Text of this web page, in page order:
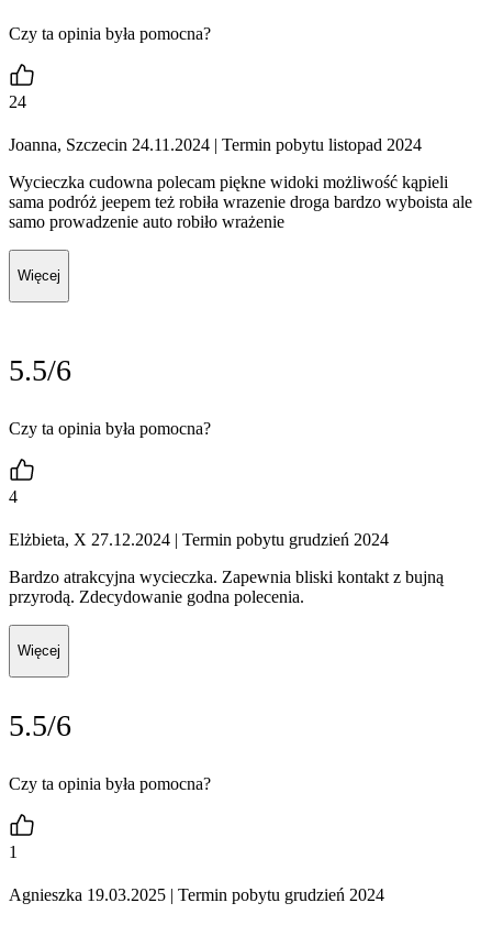
Czy ta opinia była pomocna?
24
Joanna, Szczecin 24.11.2024 | Termin pobytu listopad 2024
Wycieczka cudowna polecam piękne widoki możliwość kąpieli
sama podróż jeepem też robiła wrazenie droga bardzo wyboista ale
samo prowadzenie auto robiło wrażenie
Więcej
5.5/6
Czy ta opinia była pomocna?
4
Elżbieta, X 27.12.2024 | Termin pobytu grudzień 2024
Bardzo atrakcyjna wycieczka. Zapewnia bliski kontakt z bujną
przyrodą. Zdecydowanie godna polecenia.
Więcej
5.5/6
Czy ta opinia była pomocna?
1
Agnieszka 19.03.2025 | Termin pobytu grudzień 2024